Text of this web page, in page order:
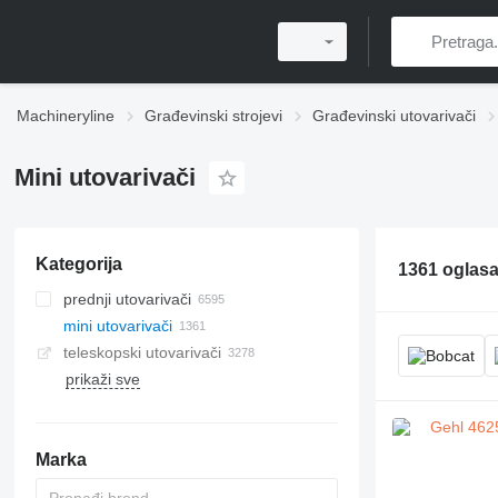
Machineryline Građevinski strojevi Građevinski utovarivači
Mini utovarivači
Kategorija
prednji utovarivači
mini utovarivači
teleskopski utovarivači
prikaži sve
Marka
1361